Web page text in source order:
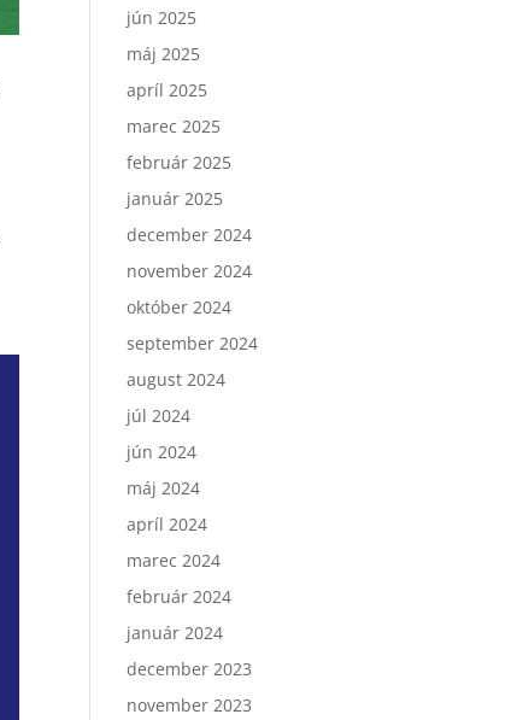
jún 2025
máj 2025
apríl 2025
marec 2025
február 2025
január 2025
december 2024
november 2024
október 2024
september 2024
august 2024
júl 2024
jún 2024
máj 2024
apríl 2024
marec 2024
február 2024
január 2024
december 2023
november 2023